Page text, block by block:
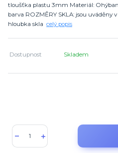
tloušťka plastu 3mm Materiál:
barva ROZMĚRY SKLA: jsou uváděny
hloubka skla celý popis
Dostupnost Skladem